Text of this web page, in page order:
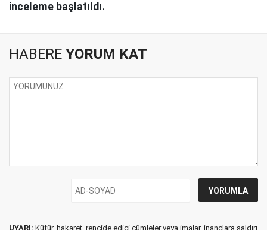
inceleme başlatıldı.
HABERE YORUM KAT
UYARI: Küfür, hakaret, rencide edici cümleler veya imalar, inançlara saldırı